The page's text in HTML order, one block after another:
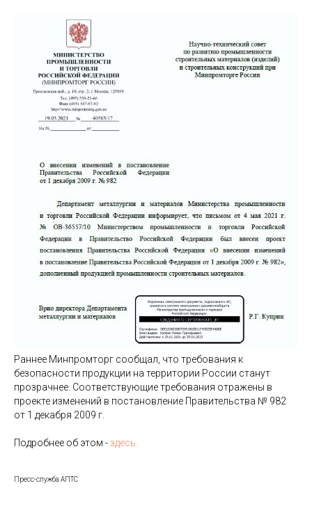
Раннее Минпромторг сообщал, что требования к
безопасности продукции на территории России станут
прозрачнее. Соответствующие требования отражены в
проекте изменений в постановление Правительства № 982
от 1 декабря 2009 г.
Подробнее об этом -здесь.
Пресс-служба АПТС